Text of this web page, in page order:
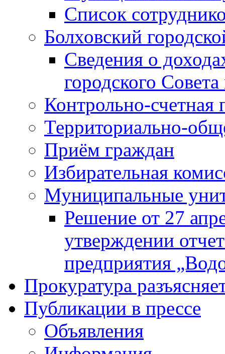
Список
Болховский
Сведения о
городского
Контрольно-счетная
Территориально-
Приём граждан
Избирательная
Муниципальные
Решение от 27
утверждении
предприятия
Прокуратура
Публикации в прессе
Объявления